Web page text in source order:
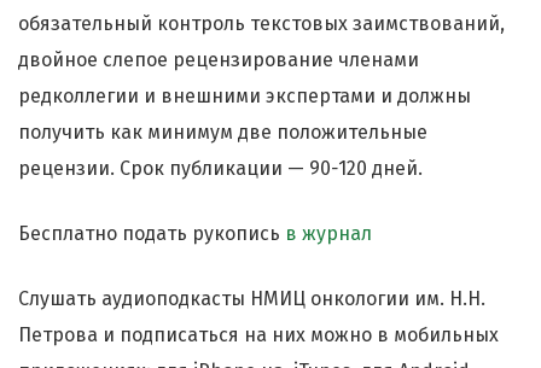
обязательный контроль текстовых заимствований,
двойное слепое рецензирование членами
редколлегии и внешними экспертами и должны
получить как минимум две положительные
рецензии. Срок публикации — 90-120 дней.
Бесплатно подать рукопись в журнал
Слушать аудиоподкасты НМИЦ онкологии им. Н.Н.
Петрова и подписаться на них можно в мобильных